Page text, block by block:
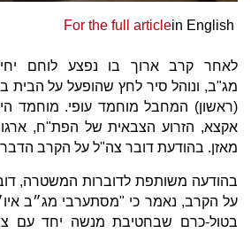
For the full articlein English
לאחר קרב ארוך בו נפצע לוחם
מג"ב, ונוהל סיר לחץ שהופעל על הבית
(ראשון) המחבל מוחמד עופי. מוחמד
אקצא, הזרוע הצבאית של הפת"ח,
מאזן. בהודעת דובר צה"ל על הקרב הדבר
בהודעה משותפת לדוברות המשטרה,
על הקרב, נאמר כי "מסתערבי מג״ב
בטול-כרם שבחטיבת מנשה יחד עם